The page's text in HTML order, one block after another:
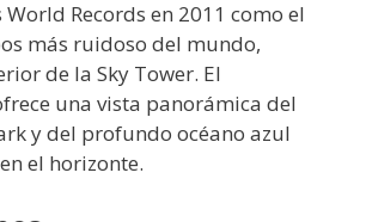
World Records en 2011 como el
más ruidoso del mundo,
de la Sky Tower. El
una vista panorámica del
y del profundo océano azul
el horizonte.